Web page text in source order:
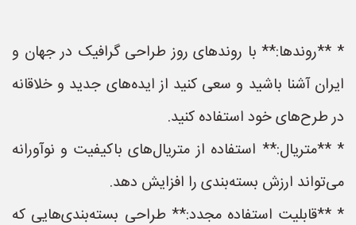
* **روندها:** با روندهای روز طراحی گرافیک در جهان و
ایران آشنا باشید و سعی کنید از ایده‌های جدید و خلاقانه
در طرح‌های خود استفاده کنید.
* **متریال:** استفاده از متریال‌های باکیفیت و نوآورانه
می‌تواند ارزش بسته‌بندی را افزایش دهد.
* **قابلیت استفاده مجدد:** طراحی بسته‌بندی‌هایی که